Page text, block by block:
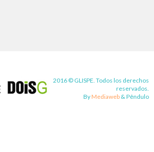
2016 © GLISPE. Todos los derechos
reservados.
By Mediaweb & Pêndulo